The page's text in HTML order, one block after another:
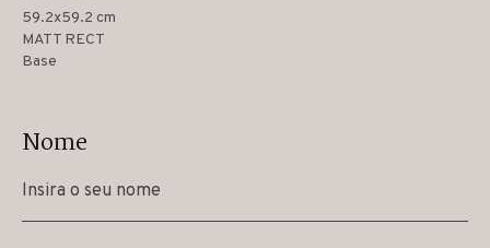
59.2x59.2 cm
MATT RECT
Base
Nome